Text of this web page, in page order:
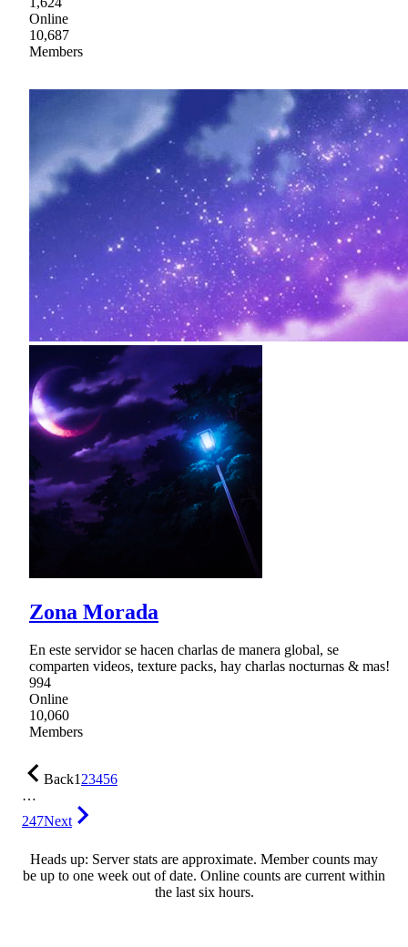
Online
10,687
Members
Zona Morada
En este servidor se hacen charlas de manera global, se
comparten videos, texture packs, hay charlas nocturnas & mas!
994
Online
10,060
Members
Back123456
…
247Next
Heads up: Server stats are approximate. Member counts may
be up to one week out of date. Online counts are current within
the last six hours.